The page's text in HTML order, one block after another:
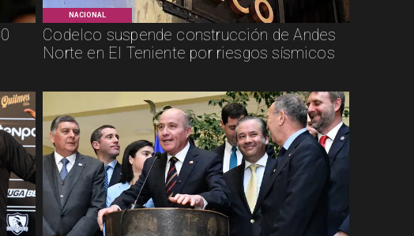
NACIONAL
Codelco suspende construcción de Andes
Norte en El Teniente por riesgos sísmicos